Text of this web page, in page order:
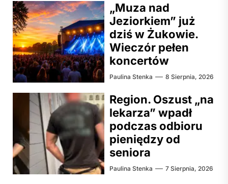
„Muza nad
Jeziorkiem” już
dziś w Żukowie.
Wieczór pełen
koncertów
Paulina Stenka 8 Sierpnia, 2026
Region. Oszust „na
lekarza” wpadł
podczas odbioru
pieniędzy od
seniora
Paulina Stenka 7 Sierpnia, 2026